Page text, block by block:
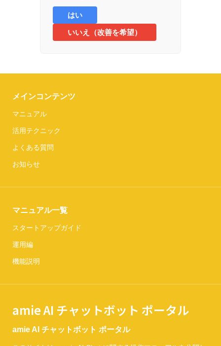
はい
いいえ（改善を希望）
メインコンテンツ
マニュアル
活用テクニック
よくある質問
お知らせ
マニュアル一覧
スタートアップガイド
運用編
機能説明
amie AI チャットボット ポータル
amie AI チャットボット ポータル